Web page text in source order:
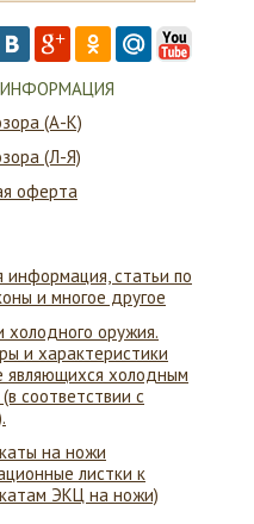
(А-К)
(Л-Я)
оферта
информация, статьи по
и многое другое
холодного оружия.
и характеристики
являющихся холодным
соответствии с
на ножи
листки к
ЭКЦ на ножи)